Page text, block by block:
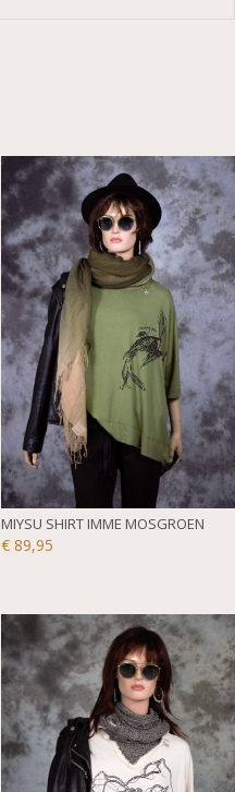
MIYSU SHIRT IMME MOSGROEN
€89,95